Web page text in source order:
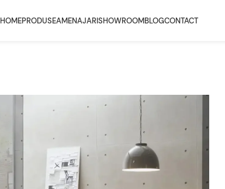
HOMEPRODUSEAMENAJARISHOWROOMBLOGCONTACT